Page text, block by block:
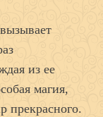
из ее
магия,
прекрасного.